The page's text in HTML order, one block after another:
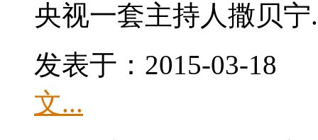
央视一套主持人撒贝宁
发表于：2015-03-
文...